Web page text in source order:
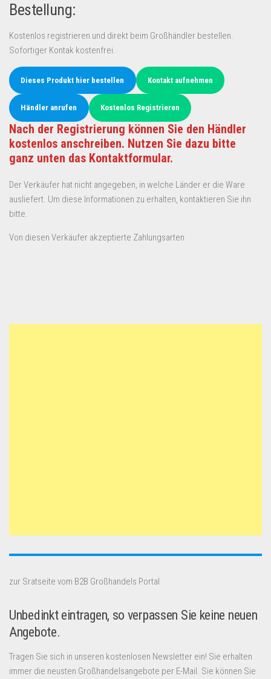
Bestellung:
Kostenlos registrieren und direkt beim Großhändler bestellen.
Sofortiger Kontak kostenfrei.
Dieses Produkt hier bestellen Kontakt aufnehmen
Händler anrufen Kostenlos Registrieren
Nach der Registrierung können Sie den Händler
kostenlos anschreiben. Nutzen Sie dazu bitte
ganz unten das Kontaktformular.
Der Verkäufer hat nicht angegeben, in welche Länder er die Ware
ausliefert. Um diese Informationen zu erhalten, kontaktieren Sie ihn
bitte.
Von diesen Verkäufer akzeptierte Zahlungsarten
zur Sratseite vom B2B Großhandels Portal
Unbedinkt eintragen, so verpassen Sie keine neuen
Angebote.
Tragen Sie sich in unseren kostenlosen Newsletter ein! Sie erhalten
immer die neusten Großhandelsangebote per E-Mail. Sie können Sie